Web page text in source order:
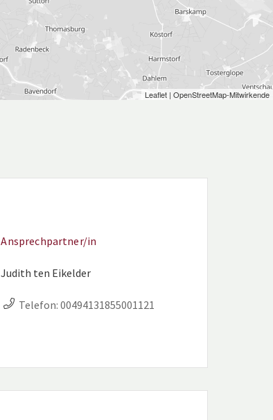
Leaflet | OpenStreetMap-Mitwirkende
Ansprechpartner/in
Judith ten Eikelder
Telefon: 00494131855001121